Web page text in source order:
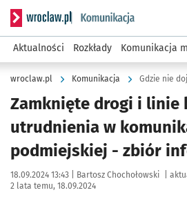
Serwis informacyjny wroclaw.pl
Aktualności Rozkłady Komunikacja
wroclaw.pl Komunikacja Gdzie nie
Zamknięte drogi i linie
utrudnienia w
podmiejskiej - zbiór
Data publikacji:
18.09.2024 13:43 | Autor:
Bartosz Chochołowski
2 lata temu, 18.09.2024